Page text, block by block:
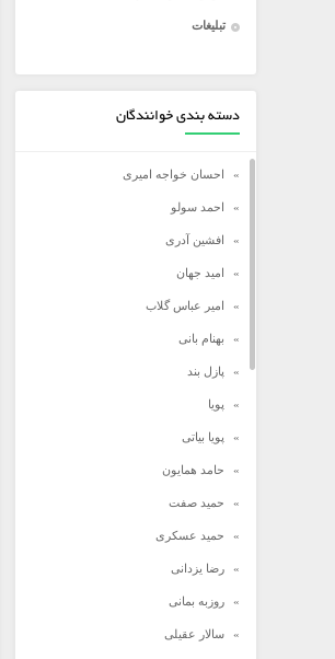
تبلیغات
دسته بندی خوانندگان
احسان خواجه امیری
احمد سولو
افشین آدری
امید جهان
امیر عباس گلاب
بهنام بانی
پازل بند
پویا
پویا بیاتی
حامد همایون
حمید صفت
حمید عسکری
رضا یزدانی
روزبه بمانی
سالار عقیلی